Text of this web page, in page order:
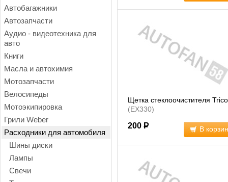
Автобагажники
Автозапчасти
Аудио - видеотехника для
авто
Книги
Масла и автохимия
Мотозапчасти
Велосипеды
Мотоэкипировка
Грили Weber
Расходники для автомобиля
Шины диски
Лампы
Свечи
Щетка стеклоочистителя Trico
(EX330)
200 Р В